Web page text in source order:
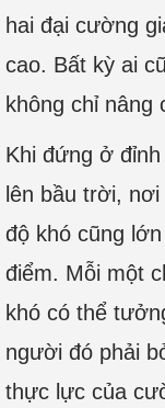
hai đại cường
cao. Bất kỳ ai
không chỉ nâng
Khi đứng ở
lên bầu trời,
độ khó cũng
điểm. Mỗi một
khó có thể
người đó phải
thực lực của